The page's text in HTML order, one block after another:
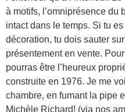
à motifs, l’omniprésence
intact dans le temps. Si tu
décoration, tu dois sauter
présentement en vente.
pourras être l’heureux
construite en 1976. Je me
chambre, en fumant la pipe
Michèle Richard! (via nos